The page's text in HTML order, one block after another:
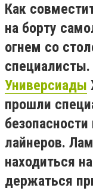
Как
на борту
огнем со
Универсиады
прошли
лайнеров.
находиться
держаться